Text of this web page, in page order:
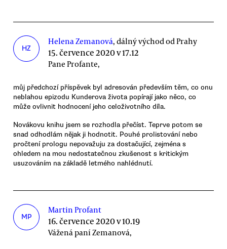
HZ
Helena Zemanová, dálný východ od Prahy
15. července 2020 v 17.12
Pane Profante,
můj předchozí příspěvek byl adresován především těm, co onu
neblahou epizodu Kunderova života popírají jako něco, co
může ovlivnit hodnocení jeho celoživotního díla.
Novákovu knihu jsem se rozhodla přečíst. Teprve potom se
snad odhodlám nějak ji hodnotit. Pouhé prolistování nebo
pročtení prologu nepovažuju za dostačující, zejména s
ohledem na mou nedostatečnou zkušenost s kritickým
usuzováním na základě letmého nahlédnutí.
MP
Martin Profant
16. července 2020 v 10.19
Vážená paní Zemanová,